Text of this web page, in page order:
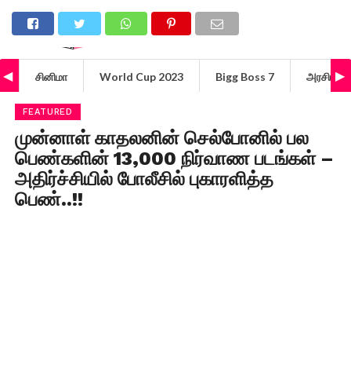
சினிமா World Cup 2023 Bigg Boss 7 அரசியல்
FEATURED
முன்னாள் காதலனின் செல்போனில் பல
பெண்களின் 13,000 நிர்வாண படங்கள் –
அதிர்ச்சியில் போலீசில் புகாரளித்த
பெண்..!!